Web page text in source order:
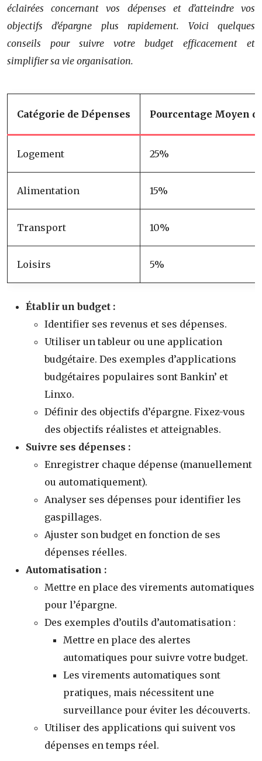
éclairées concernant vos dépenses et d’atteindre vos
objectifs d’épargne plus rapidement. Voici quelques
conseils pour suivre votre budget efficacement et
simplifier sa vie organisation.
Catégorie de Dépenses Pourcentage Moyen
Logement 25%
Alimentation 15%
Transport 10%
Loisirs 5%
Établir un budget :
Identifier ses revenus et ses dépenses.
Utiliser un tableur ou une application
budgétaire. Des exemples d’applications
budgétaires populaires sont Bankin’ et
Linxo.
Définir des objectifs d’épargne. Fixez-vous
des objectifs réalistes et atteignables.
Suivre ses dépenses :
Enregistrer chaque dépense (manuellement
ou automatiquement).
Analyser ses dépenses pour identifier les
gaspillages.
Ajuster son budget en fonction de ses
dépenses réelles.
Automatisation :
Mettre en place des virements automatiques
pour l’épargne.
Des exemples d’outils d’automatisation :
Mettre en place des alertes
automatiques pour suivre votre budget.
Les virements automatiques sont
pratiques, mais nécessitent une
surveillance pour éviter les découverts.
Utiliser des applications qui suivent vos
dépenses en temps réel.